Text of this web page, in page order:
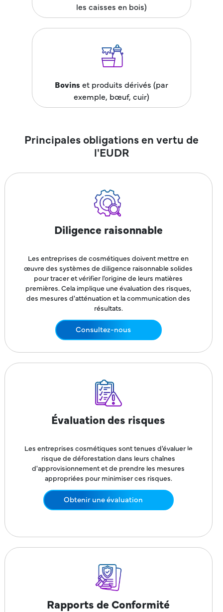
les caisses en bois)
Bovins et produits dérivés (par
exemple, bœuf, cuir)
Principales obligations en vertu de
l'EUDR
Diligence raisonnable
Les entreprises de cosmétiques doivent mettre en
œuvre des systèmes de diligence raisonnable solides
pour tracer et vérifier l'origine de leurs matières
premières. Cela implique une évaluation des risques,
des mesures d'atténuation et la communication des
résultats.
Consultez-nous
Évaluation des risques
Les entreprises cosmétiques sont tenues d'évaluer le
risque de déforestation dans leurs chaînes
d'approvisionnement et de prendre les mesures
appropriées pour minimiser ces risques.
Obtenir une évaluation
Rapports de Conformité